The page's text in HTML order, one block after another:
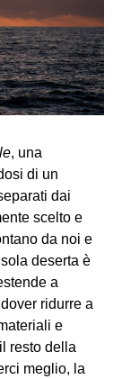
, una
di un
dai
scelto e
da noi e
deserta è
a
ridurre a
e
resto della
meglio, la